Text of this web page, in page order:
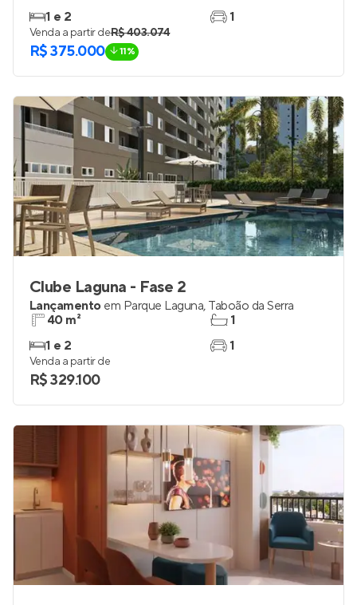
1 e 2
1
Venda a partir deR$ 403.074
R$ 375.000 11%
Clube Laguna - Fase 2
Lançamento em Parque Laguna, Taboão da Serra
40 m²
1 e 2
1
1
Venda a partir de
R$ 329.100